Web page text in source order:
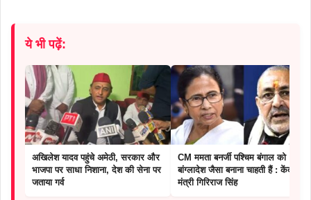
ये भी पढ़ें:
अखिलेश यादव पहुंचे अमेठी, सरकार और
भाजपा पर साधा निशाना, देश की सेना पर
जताया गर्व
CM ममता बनर्जी पश्चिम बंगाल को
बांग्लादेश जैसा बनाना चाहती हैं : केंद्रीय
मंत्री गिरिराज सिंह